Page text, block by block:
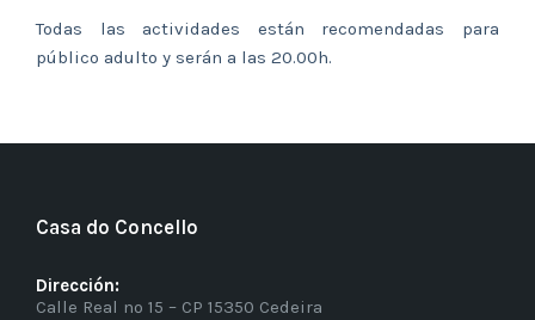
Todas las actividades están recomendadas para
público adulto y serán a las 20.00h.
Casa do Concello
Dirección:
Calle Real nº 15 – CP 15350 Cedeira